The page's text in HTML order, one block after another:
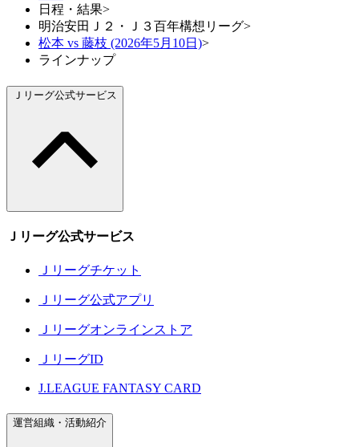
日程・結果>
明治安田Ｊ２・Ｊ３百年構想リーグ>
松本 vs 藤枝 (2026年5月10日)>
ラインナップ
Ｊリーグ公式サービス
Ｊリーグ公式サービス
Ｊリーグチケット
Ｊリーグ公式アプリ
Ｊリーグオンラインストア
ＪリーグID
J.LEAGUE FANTASY CARD
運営組織・活動紹介